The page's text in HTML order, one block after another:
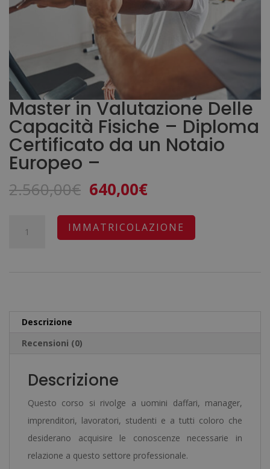
Master in Valutazione Delle
Capacità Fisiche – Diploma
Certificato da un Notaio
Europeo –
2.560,00€ Il
originale
era:
640,00€Il
attuale
è:
Diploma
Notaio
Europeo
IMMATRICOLAZIONE
e
Descrizione
Recensioni (0)
Descrizione
Questo corso si rivolge a uomini daffari, manager,
imprenditori, lavoratori, studenti e a tutti coloro che
desiderano acquisire le conoscenze necessarie in
relazione a questo settore professionale.